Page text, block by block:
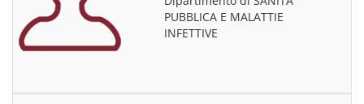
PUBBLICA E MALATTIE
INFETTIVE